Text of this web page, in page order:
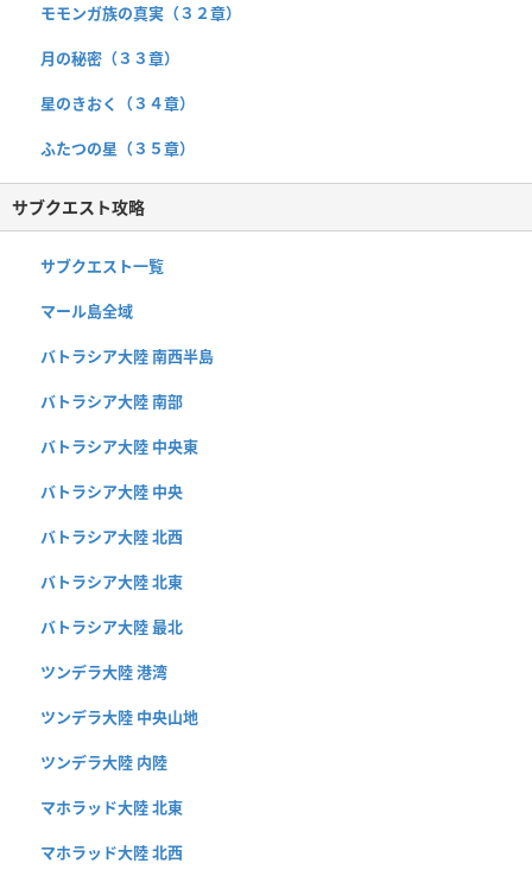
モモンガ族の真実（３２章）
月の秘密（３３章）
星のきおく（３４章）
ふたつの星（３５章）
サブクエスト攻略
サブクエスト一覧
マール島全域
バトラシア大陸 南西半島
バトラシア大陸 南部
バトラシア大陸 中央東
バトラシア大陸 中央
バトラシア大陸 北西
バトラシア大陸 北東
バトラシア大陸 最北
ツンデラ大陸 港湾
ツンデラ大陸 中央山地
ツンデラ大陸 内陸
マホラッド大陸 北東
マホラッド大陸 北西